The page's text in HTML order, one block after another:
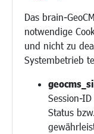
Das brain-
notwendige
und nicht zu
Systembetrieb
Session-
Status
Demokratie leben
Ukrainehilfe
Hilfe für Geflüchtete
Religion
Bauen/Umwelt/
Bebauungsplanung